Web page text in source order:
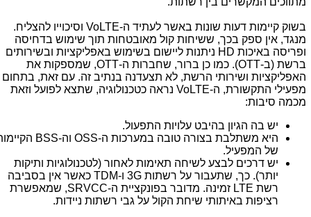
בשוק קיימות דעות שונות באשר לעתיד ה-VoLTE וסיכוייו להצליח.
מנגד, אין ספק בכך, ששיחות קול מאובטחות תוך שימוש בדחיסה
ופריסה באיכות HD ניתנות ליישום בשימוש באפליקציות ובשירותים
ברשת (ב-OTT). כמו כן ברור, שחברות ה-OTT, שמספקות את
האפליקציות ושירותי הרשת, לא תצעדנה בנתיב זה. עם זאת, בתחום
מפעילי התקשורת, ה-VoLTE נראה כטכנולוגיה, שתצא לפועל וזאת
מכמה סיבות:
יש בה הגיון בהיבט עלויות התפעול.
היא משתלבת בצורה טובה במערכות ה-OSS וה-BSS
של המפעיל.
יש דרכים לבצע לשיחה תאימות לאחור (לטכנולוגיות ותיקות
יותר). כך, שתעבור על רשתות 3G ו-TDM כאשר אין בסביבה
רשת LTE זמינה. מדובר בפונקציית ה-SRVCC, שמאפשרת
רציפות באיתותי שיחת הקול על גבי רשתות ניידות.